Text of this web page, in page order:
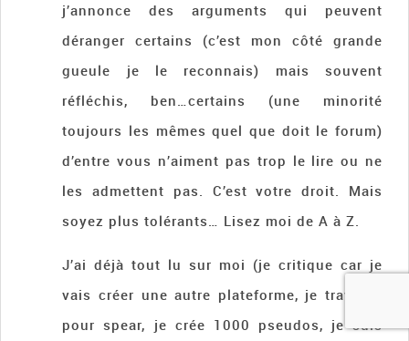
j’annonce des arguments qui peuvent
déranger certains (c’est mon côté grande
gueule je le reconnais) mais souvent
réfléchis, ben…certains (une minorité
toujours les mêmes quel que doit le forum)
d’entre vous n’aiment pas trop le lire ou ne
les admettent pas. C’est votre droit. Mais
soyez plus tolérants… Lisez moi de A à Z.
J’ai déjà tout lu sur moi (je critique car je
vais créer une autre plateforme, je travaille
pour spear, je crée 1000 pseudos, je suis